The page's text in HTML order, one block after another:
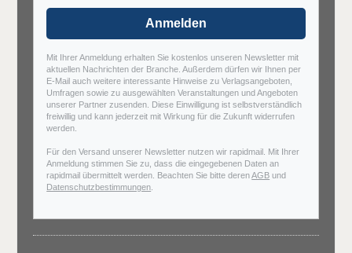
Anmelden
Mit Ihrer Anmeldung erhalten Sie kostenlos unseren Newsletter mit
aktuellen Nachrichten der Branche. Außerdem dürfen wir Ihnen per
E-Mail auch weitere interessante Hinweise zu Verlagsangeboten,
Umfragen sowie zu ausgewählten Veranstaltungen und Angeboten
unserer Partner zusenden. Diese Einwilligung ist selbstverständlich
freiwillig und kann jederzeit mit Wirkung für die Zukunft widerrufen
werden.
Für den Versand unserer Newsletter nutzen wir rapidmail. Mit Ihrer
Anmeldung stimmen Sie zu, dass die eingegebenen Daten an
rapidmail übermittelt werden. Beachten Sie bitte derenAGB und
Datenschutzbestimmungen